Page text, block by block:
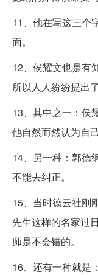
11、他在写这三个
面。
12、侯耀文也是有
所以人人纷纷提出
13、其中之一：侯
他自然而然认为自
14、另一种：郭德
不能去纠正。
15、当时德云社刚
先生这样的名家过
师是不会错的。
16、还有一种就是